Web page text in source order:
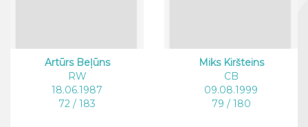
Artūrs Beļūns
RW
18.06.1987
72 / 183
Miks Kiršteins
CB
09.08.1999
79 / 180